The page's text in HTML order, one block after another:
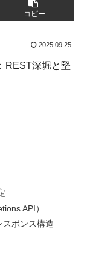
コピー
2025.09.25
REST深堀と堅
API）
ポンス構造